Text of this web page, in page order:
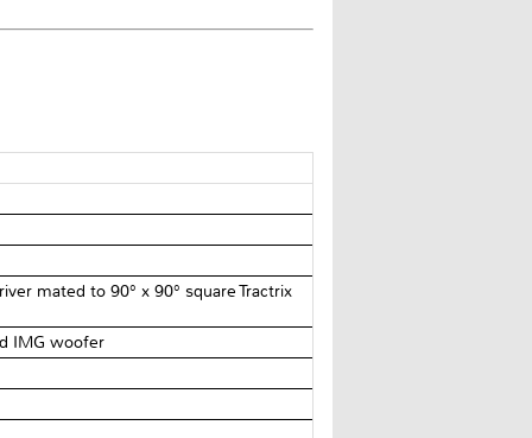
mated to 90° x 90° square Tractrix
IMG woofer